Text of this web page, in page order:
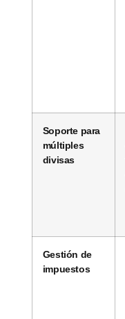
Soporte para
múltiples
divisas
Gestión de
impuestos